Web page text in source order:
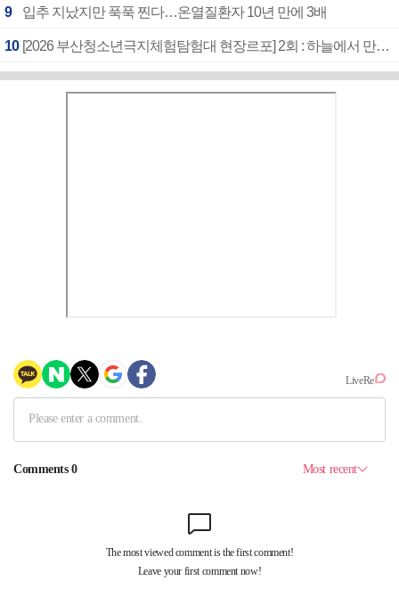
9 입추 지났지만 푹푹 찐다…온열질환자 10년 만에 3배
10 [2026 부산청소년극지체험탐험대 현장르포] 2회 : 하늘에서 만난 얼음의 나라